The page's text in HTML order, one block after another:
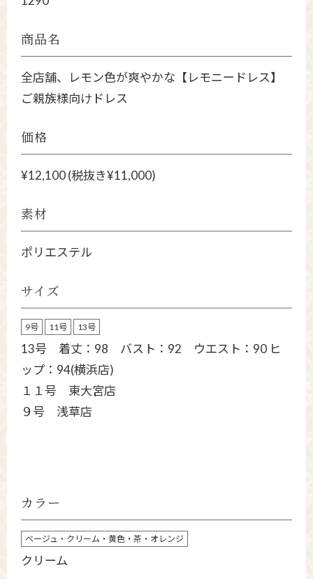
商品名
全店舗、レモン色が爽やかな【レモニードレス】
ご親族様向けドレス
価格
¥12,100 (税抜き¥11,000)
素材
ポリエステル
サイズ
9号 11号 13号
13号 着丈：98 バスト：92 ウエスト：90 ヒ
ップ：94(横浜店)
１１号 東大宮店
９号 浅草店
カラー
ベージュ・クリーム・黄色・茶・オレンジ
クリーム